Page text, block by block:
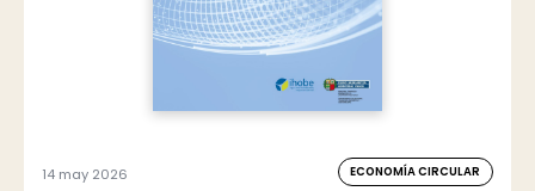
14 may 2026 ECONOMÍA CIRCULAR